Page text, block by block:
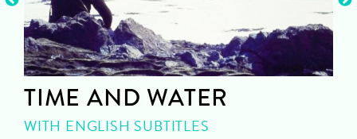
TIME AND WATER
WITH ENGLISH SUBTITLES